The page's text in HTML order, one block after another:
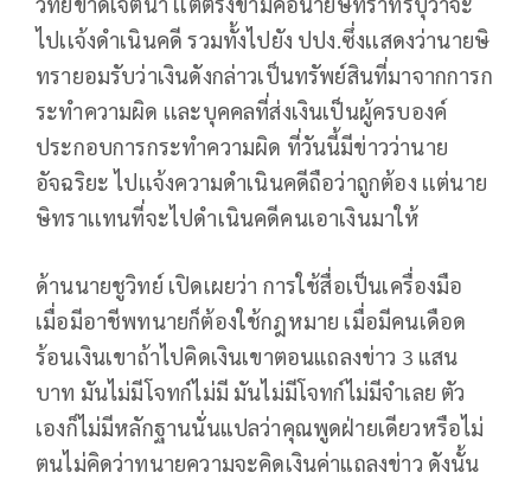
ไปเเจ้งดำเนินคดี รวมทั้งไปยัง ปปง.ซึ่งเเสดงว่านายษิ
ทรายอมรับว่าเงินดังกล่าวเป็นทรัพย์สินที่มาจากการก
ระทำความผิด เเละบุคคลที่ส่งเงินเป็นผู้ครบองค์
ประกอบการกระทำความผิด ที่วันนี้มีข่าวว่านาย
อัจฉริยะ ไปเเจ้งความดำเนินคดีถือว่าถูกต้อง เเต่นาย
ษิทราเเทนที่จะไปดำเนินคดีคนเอาเงินมาให้
ด้านนายชูวิทย์ เปิดเผยว่า การใช้สื่อเป็นเครื่องมือ
เมื่อมีอาชีพทนายก็ต้องใช้กฎหมาย เมื่อมีคนเดือด
ร้อนเงินเขาถ้าไปคิดเงินเขาตอนแถลงข่าว 3 แสน
บาท มันไม่มีโจทก์ไม่มี มันไม่มีโจทก์ไม่มีจำเลย ตัว
เองก็ไม่มีหลักฐานนั่นแปลว่าคุณพูดฝ่ายเดียวหรือไม่
ตนไม่คิดว่าทนายความจะคิดเงินค่าแถลงข่าว ดังนั้น